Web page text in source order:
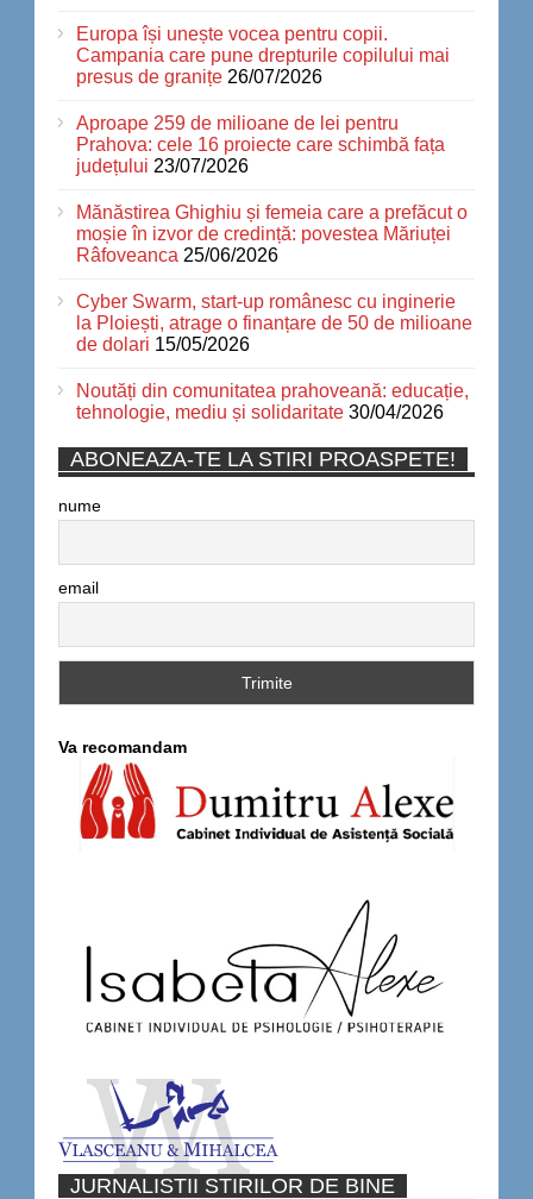
Europa își unește vocea pentru copii.
Campania care pune drepturile copilului mai
presus de granițe 26/07/2026
Aproape 259 de milioane de lei pentru
Prahova: cele 16 proiecte care schimbă fața
județului 23/07/2026
Mănăstirea Ghighiu și femeia care a prefăcut o
moșie în izvor de credință: povestea Măriuței
Râfoveanca 25/06/2026
Cyber Swarm, start-up românesc cu inginerie
la Ploiești, atrage o finanțare de 50 de milioane
de dolari 15/05/2026
Noutăți din comunitatea prahoveană: educație,
tehnologie, mediu și solidaritate 30/04/2026
ABONEAZA-TE LA STIRI PROASPETE!
nume
email
Va recomandam
JURNALISTII STIRILOR DE BINE